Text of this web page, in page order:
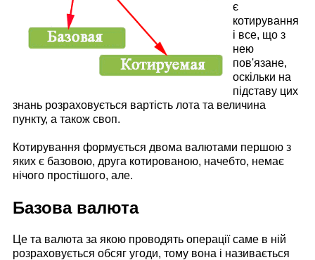
є
котирування
і все, що з
нею
пов'язане,
оскільки на
підставу цих
знань розраховується вартість лота та величина
пункту, а також своп.
Котирування формується двома валютами першою з
яких є базовою, друга котированою, начебто, немає
нічого простішого, але.
Базова валюта
Це та валюта за якою проводять операції саме в ній
розраховується обсяг угоди, тому вона і називається